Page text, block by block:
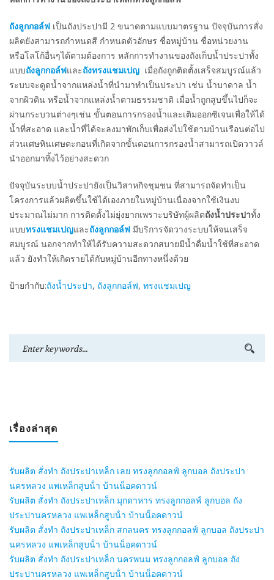
ถังลูกกอล์ฟ เป็นถังประปามี 2 ขนาดตามแบบมาตรฐาน ปัจจุบันการสั่ง
ผลิตยังสามารถกำหนดสี กำหนดตัวอักษร ชื่อหมู่บ้าน ชื่อหน่วยงาน
หรือโลโก้อื่นๆได้ตามต้องการ หลักการทำงานของถังเก็บน้ำประปาทั้ง
แบบถังลูกกอล์ฟและถังทรงแชมเปญ เมื่อถังถูกติดตั้งเสร็จสมบูรณ์แล้ว
ระบบจะดูดน้ำจากแหล่งน้ำที่นำมาทำเป็นประปา เช่น น้ำบาดาล น้ำ
จากผิวดิน หรือน้ำจากแหล่งน้ำตามธรรมชาติ เมื่อน้ำถูกสูบขึ้นไปก็จะ
ผ่านกระบวนต่างๆเช่น ขั้นตอนการกรองน้ำและเติมออกซิเจนเพื่อให้ได้
น้ำที่สะอาด และน้ำที่ได้จะลงมาพักเก็บเพื่อส่งไปใช้ตามบ้านเรือนต่อไป
ส่วนเศษหินเศษตะกอนที่เกิดจากขั้นตอนการกรองน้ำสามารถเปิดวาวล์
นำออกมาทิ้งไว้อย่างสะดวก
ปัจจุบันระบบน้ำประปายังเป็นวิสาหกิจชุมชน ที่สามารถจัดทำเป็น
โครงการแล้วผลิตขึ้นใช้ได้เองภายในหมู่บ้านเนื่องจากใช้เงินงบ
ประมาณไม่มาก การติดตั้งไม่ยุ่งยากเพราะบริษัทผู้ผลิตถังน้ำประปาทั้ง
แบบทรงแชมเปญและถังลูกกอล์ฟ มีบริการจัดวางระบบให้จนเสร็จ
สมบูรณ์ นอกจากทำให้ได้รับความสะดวกสบายมีน้ำดื่มน้ำใช้ที่สะอาด
แล้ว ยังทำให้เกิดรายได้กับหมู่บ้านอีกทางหนึ่งด้วย
ป้ายกำกับ:ถังน้ำประปา, ถังลูกกอล์ฟ, ทรงแชมเปญ
เรื่องล่าสุด
รับผลิต สั่งทำ ถังประปาเหล็ก เลย ทรงลูกกอลฟ์ ลูกบอล ถังประปา
นครหลวง แพเหล็กสูบน้ํา บ้านน็อคดาวน์
รับผลิต สั่งทำ ถังประปาเหล็ก มุกดาหาร ทรงลูกกอลฟ์ ลูกบอล ถัง
ประปานครหลวง แพเหล็กสูบน้ํา บ้านน็อคดาวน์
รับผลิต สั่งทำ ถังประปาเหล็ก สกลนคร ทรงลูกกอลฟ์ ลูกบอล ถังประปา
นครหลวง แพเหล็กสูบน้ํา บ้านน็อคดาวน์
รับผลิต สั่งทำ ถังประปาเหล็ก นครพนม ทรงลูกกอลฟ์ ลูกบอล ถัง
ประปานครหลวง แพเหล็กสูบน้ํา บ้านน็อคดาวน์